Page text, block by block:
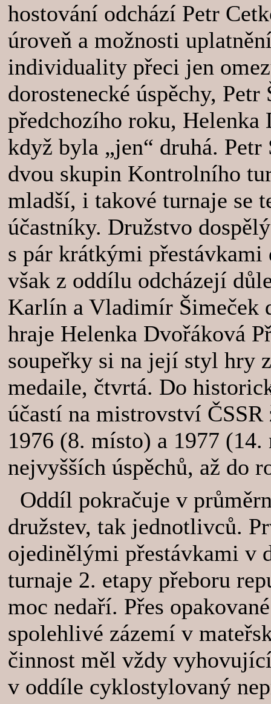
hostování odchází Petr
úroveň a možnosti
individuality přeci jen
dorostenecké úspěchy,
předchozího roku,
když byla „jen“ druhá.
dvou skupin Kontrolního
mladší, i takové turnaje se
účastníky. Družstvo
s pár krátkými přestávkami
však z oddílu odcházejí
Karlín a Vladimír Šimeček
hraje Helenka Dvořáková
soupeřky si na její styl hry
medaile, čtvrtá. Do
účastí na mistrovství
1976 (8. místo) a 1977
nejvyšších úspěchů, až do
Oddíl pokračuje v
družstev, tak jednotlivců.
ojedinělými přestávkami v
turnaje 2. etapy přeboru
moc nedaří. Přes
spolehlivé zázemí v
činnost měl vždy
v oddíle cyklostylovaný